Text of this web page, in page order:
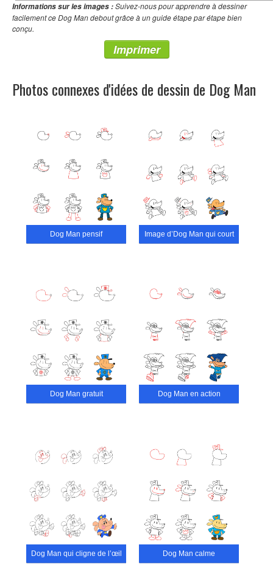
Informations sur les images :Suivez-nous pour apprendre à dessiner
facilement ce Dog Man debout grâce à un guide étape par étape bien
conçu.
Imprimer
Photos connexes d'idées de dessin de Dog Man
Dog Man pensif Image d’Dog Man qui court
Dog Man gratuit Dog Man en action
Dog Man qui cligne de l’œil Dog Man calme